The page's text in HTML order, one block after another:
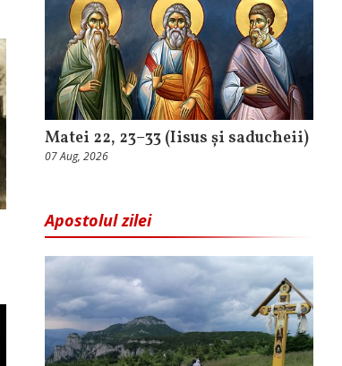
Matei 22, 23–33 (Iisus și saducheii)
07 Aug, 2026
Apostolul zilei